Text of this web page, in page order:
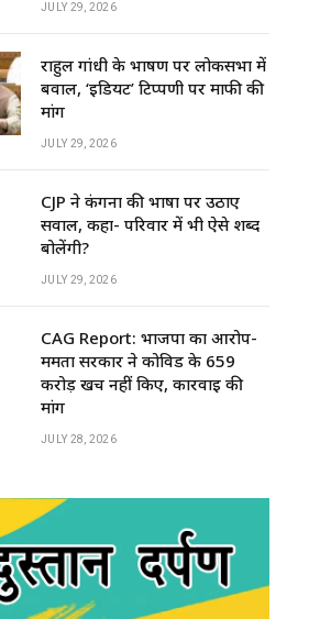
JULY 29, 2026
राहुल गांधी के भाषण पर लोकसभा में
बवाल, ‘इडियट’ टिप्पणी पर माफी की
मांग
JULY 29, 2026
CJP ने कंगना की भाषा पर उठाए
सवाल, कहा- परिवार में भी ऐसे शब्द
बोलेंगी?
JULY 29, 2026
CAG Report: भाजपा का आरोप-
ममता सरकार ने कोविड के ₹659
करोड़ खर्च नहीं किए, कार्रवाई की
मांग
JULY 28, 2026